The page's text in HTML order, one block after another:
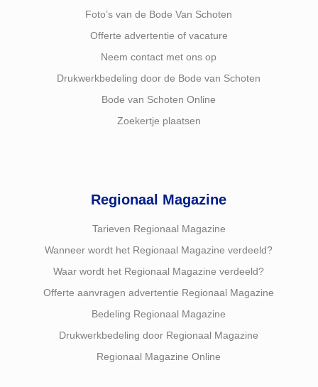
Foto’s van de Bode Van Schoten
Offerte advertentie of vacature
Neem contact met ons op
Drukwerkbedeling door de Bode van Schoten
Bode van Schoten Online
Zoekertje plaatsen
Regionaal Magazine
Tarieven Regionaal Magazine
Wanneer wordt het Regionaal Magazine verdeeld?
Waar wordt het Regionaal Magazine verdeeld?
Offerte aanvragen advertentie Regionaal Magazine
Bedeling Regionaal Magazine
Drukwerkbedeling door Regionaal Magazine
Regionaal Magazine Online